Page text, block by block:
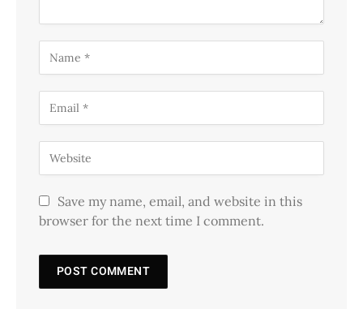
Save my name, email, and website in this
browser for the next time I comment.